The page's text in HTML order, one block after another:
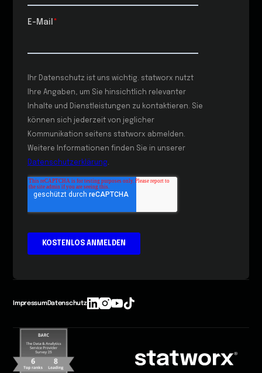
ImpressumDatenschutz